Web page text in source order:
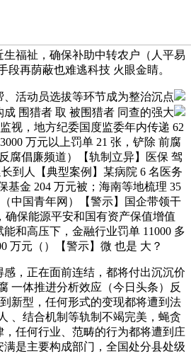
生福祉，确保补助中转农户（人平易
段再荫蔽也难逃科技 火眼金睛。
活动员选拔等环节成为整治沉点
成 围猎者 取 被围猎者 同查的强大
视，地方纪委国度监委年内传递 62
万元以上罚单 21 张，铲除 前腐
腐倡廉频道）【轨制立异】医保 驾
到人【典型案例】某病院 6 名医务
基金 204 万元被；海南等地梳理 35
中国青年网）【警示】国企带领干
确保能源平安和国有资产保值增值
能和高压下，金融行业罚单 11000 多
万元（）【警示】微 也是 大？
，正在面前连结，都将付出沉沉价
一体推进分析效应（今日头条）反
新型，任何形式的变现都将遭到法
、结合机制等轨制不竭完美，蝇贪
任何行业、范畴的行为都将遭到庄
是主要构成部门，全国处分县处级